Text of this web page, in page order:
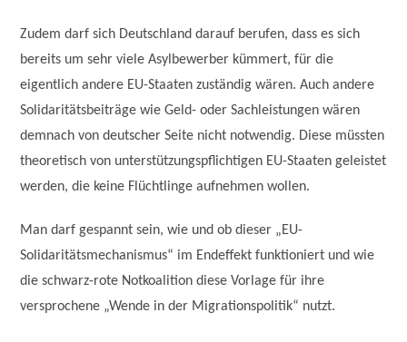
Zudem darf sich Deutschland darauf berufen, dass es sich
bereits um sehr viele Asylbewerber kümmert, für die
eigentlich andere EU-Staaten zuständig wären. Auch andere
Solidaritätsbeiträge wie Geld- oder Sachleistungen wären
demnach von deutscher Seite nicht notwendig. Diese müssten
theoretisch von unterstützungspflichtigen EU-Staaten geleistet
werden, die keine Flüchtlinge aufnehmen wollen.
Man darf gespannt sein, wie und ob dieser „EU-
Solidaritätsmechanismus“ im Endeffekt funktioniert und wie
die schwarz-rote Notkoalition diese Vorlage für ihre
versprochene „Wende in der Migrationspolitik“ nutzt.